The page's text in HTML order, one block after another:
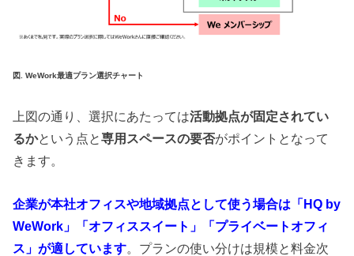
図. WeWork最適プラン選択チャート
上図の通り、選択にあたっては活動拠点が固定されてい
るかという点と専用スペースの要否がポイントとなって
きます。
企業が本社オフィスや地域拠点として使う場合は「HQ by
WeWork」「オフィススイート」「プライベートオフィ
ス」が適しています 。プランの使い分けは規模と料金次